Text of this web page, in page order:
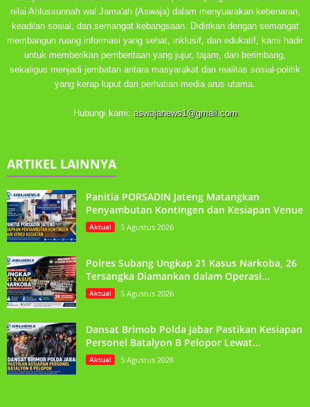
nilai Ahlussunnah wal Jama'ah (Aswaja) dalam menyuarakan kebenaran,
keadilan sosial, dan semangat kebangsaan. Didirikan dengan semangat
membangun ruang informasi yang sehat, inklusif, dan edukatif, kami hadir
untuk memberikan pemberitaan yang jujur, tajam, dan berimbang,
sekaligus menjadi jembatan antara masyarakat dan realitas sosial-politik
yang kerap luput dari perhatian media arus utama.
Hubungi kami: aswajanews1@gmail.com
ARTIKEL LAINNYA
Panitia PORSADIN Jateng Matangkan
Penyambutan Kontingen dan Kesiapan Venue
Aktual 5 Agustus 2026
Polres Subang Ungkap 21 Kasus Narkoba, 26
Tersangka Diamankan dalam Operasi...
Aktual 5 Agustus 2026
Dansat Brimob Polda Jabar Pastikan Kesiapan
Personel Batalyon B Pelopor Lewat...
Aktual 5 Agustus 2026